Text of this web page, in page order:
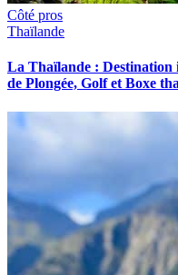
Côté pros
Thaïlande
La Thaïlande : Destination
de Plongée, Golf et Boxe